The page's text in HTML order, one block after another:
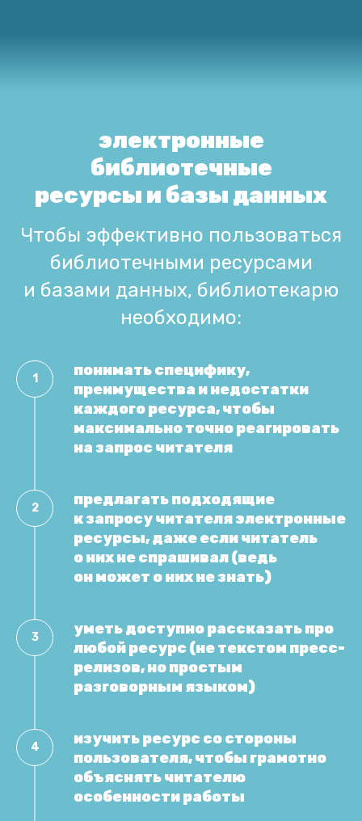
электронные
библиотечные
ресурсы и базы данных
Чтобы эффективно пользоваться
библиотечными ресурсами
и базами данных, библиотекарю
необходимо:
понимать специфику,
преимущества и недостатки
каждого ресурса, чтобы
максимально точно реагировать
на запрос читателя
предлагать подходящие
к запросу читателя электронные
ресурсы, даже если читатель
о них не спрашивал (ведь
он может о них не знать)
уметь доступно рассказать про
любой ресурс (не текстом пресс-
релизов, но простым
разговорным языком)
изучить ресурс со стороны
пользователя, чтобы грамотно
объяснять читателю
особенности работы